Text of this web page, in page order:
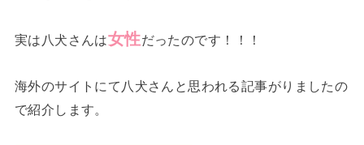
実は八犬さんは女性だったのです！！！
海外のサイトにて八犬さんと思われる記事がりましたの
で紹介します。